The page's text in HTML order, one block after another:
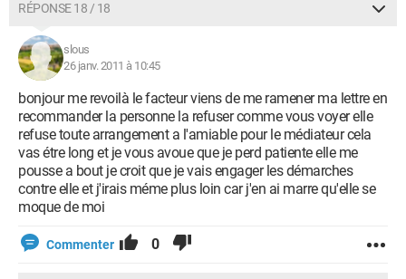
RÉPONSE 18 / 18
slous
26 janv. 2011 à 10:45
bonjour me revoilà le facteur viens de me ramener ma lettre en
recommander la personne la refuser comme vous voyer elle
refuse toute arrangement a l'amiable pour le médiateur cela
vas étre long et je vous avoue que je perd patiente elle me
pousse a bout je croit que je vais engager les démarches
contre elle et j'irais méme plus loin car j'en ai marre qu'elle se
moque de moi
Commenter 0